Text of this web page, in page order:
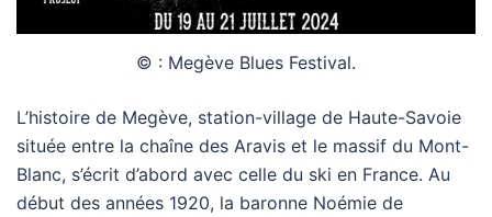
© : Megève Blues Festival.
L’histoire de Megève, station-village de Haute-Savoie
située entre la chaîne des Aravis et le massif du Mont-
Blanc, s’écrit d’abord avec celle du ski en France. Au
début des années 1920, la baronne Noémie de